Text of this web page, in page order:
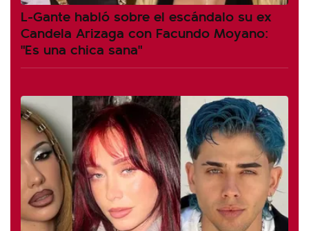
L-Gante habló sobre el escándalo su ex
Candela Arizaga con Facundo Moyano:
"Es una chica sana"